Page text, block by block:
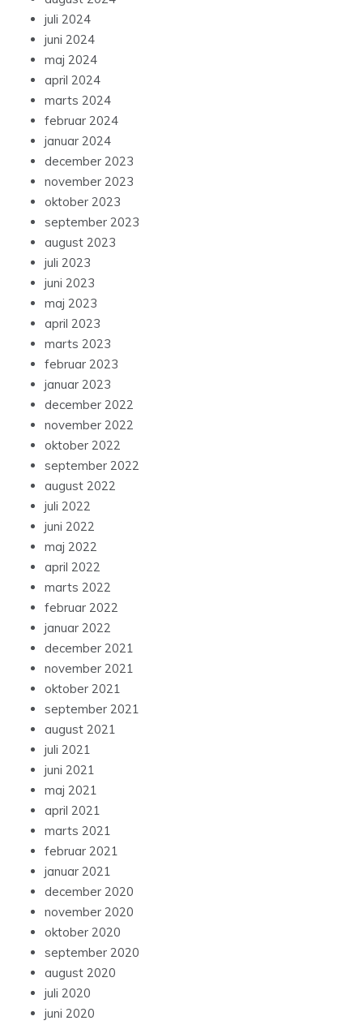
juli 2024
juni 2024
maj 2024
april 2024
marts 2024
februar 2024
januar 2024
december 2023
november 2023
oktober 2023
september 2023
august 2023
juli 2023
juni 2023
maj 2023
april 2023
marts 2023
februar 2023
januar 2023
december 2022
november 2022
oktober 2022
september 2022
august 2022
juli 2022
juni 2022
maj 2022
april 2022
marts 2022
februar 2022
januar 2022
december 2021
november 2021
oktober 2021
september 2021
august 2021
juli 2021
juni 2021
maj 2021
april 2021
marts 2021
februar 2021
januar 2021
december 2020
november 2020
oktober 2020
september 2020
august 2020
juli 2020
juni 2020